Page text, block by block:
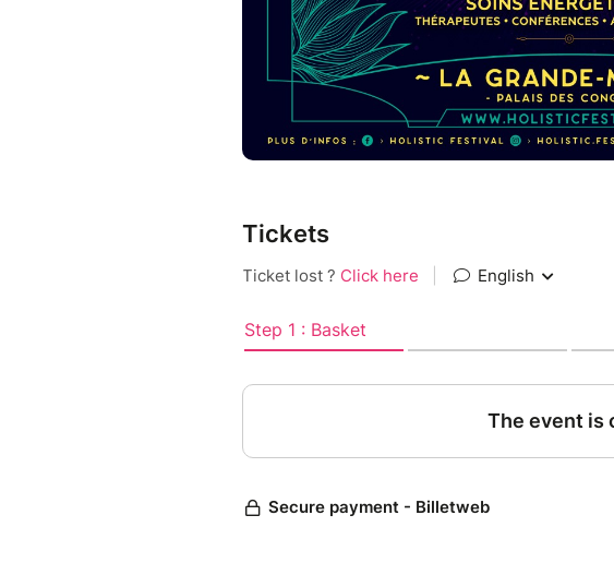
Tickets